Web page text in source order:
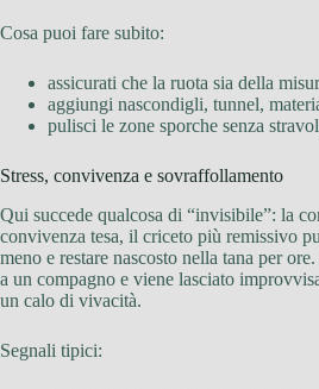
Cosa puoi fare subito:
assicurati che la ruota sia della
aggiungi nascondigli, tunnel,
pulisci le zone sporche senza
Stress, convivenza e sovraffollamento
Qui succede qualcosa di “invisibile”: la
convivenza tesa, il criceto più remissivo
meno e restare nascosto nella tana per
a un compagno e viene lasciato
un calo di vivacità.
Segnali tipici: